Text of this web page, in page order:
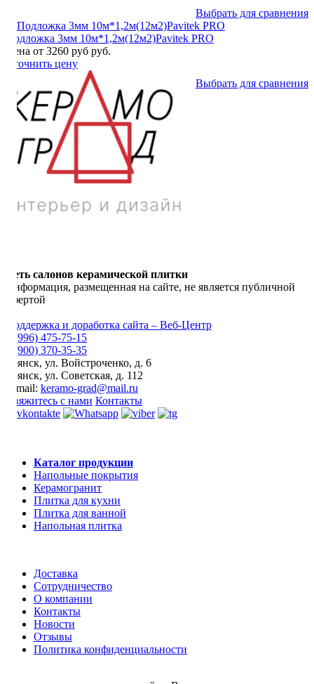
Выбрать для сравнения
Подложка 3мм 10м*1,2м(12м2)Pavitek PRO
Цена от 3260 руб руб.
Уточнить цену
Выбрать для сравнения
Сеть салонов керамической плитки
Информация, размещенная на сайте, не является публичной
офертой
Поддержка и доработка сайта – Веб-Центр
8 (996) 475-75-15
8 (900) 370-35-35
Брянск, ул. Войстроченко, д. 6
Брянск, ул. Советская, д. 112
E-mail: keramo-grad@mail.ru
Свяжитесь с нами Контакты
Каталог продукции
Напольные покрытия
Керамогранит
Плитка для кухни
Плитка для ванной
Напольная плитка
Доставка
Сотрудничество
О компании
Контакты
Новости
Отзывы
Политика конфиденциальности